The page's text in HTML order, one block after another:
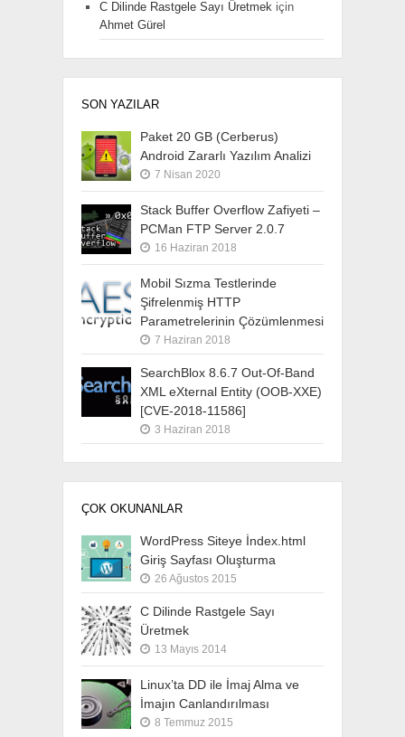
C Dilinde Rastgele Sayı Üretmek için
Ahmet Gürel
SON YAZILAR
Paket 20 GB (Cerberus)
Android Zararlı Yazılım Analizi
7 Nisan 2020
Stack Buffer Overflow Zafiyeti –
PCMan FTP Server 2.0.7
16 Haziran 2018
Mobil Sızma Testlerinde
Şifrelenmiş HTTP
Parametrelerinin Çözümlenmesi
7 Haziran 2018
SearchBlox 8.6.7 Out-Of-Band
XML eXternal Entity (OOB-XXE)
[CVE-2018-11586]
3 Haziran 2018
ÇOK OKUNANLAR
WordPress Siteye İndex.html
Giriş Sayfası Oluşturma
26 Ağustos 2015
C Dilinde Rastgele Sayı
Üretmek
13 Mayıs 2014
Linux’ta DD ile İmaj Alma ve
İmajın Canlandırılması
8 Temmuz 2015